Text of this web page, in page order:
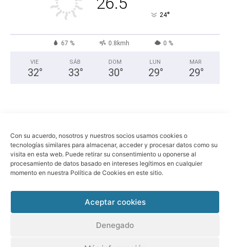
Con su acuerdo, nosotros y nuestros socios usamos cookies o
tecnologías similares para almacenar, acceder y procesar datos como su
visita en esta web. Puede retirar su consentimiento u oponerse al
procesamiento de datos basado en intereses legítimos en cualquier
momento en nuestra Política de Cookies en este sitio.
Aceptar cookies
Denegado
24°
67 % 0.8kmh 0 %
VIE
32°
SÁB
33°
DOM
30°
LUN
29°
MAR
29°
Economia Política Sociedad Política de privacidad Aviso legal
© Sant Boi Info - www.santboi.info